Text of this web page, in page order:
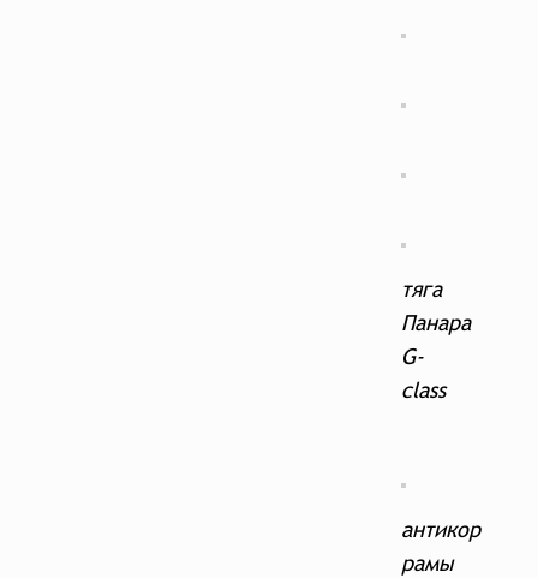
тяга
Панара
G-
class
антикор
рамы